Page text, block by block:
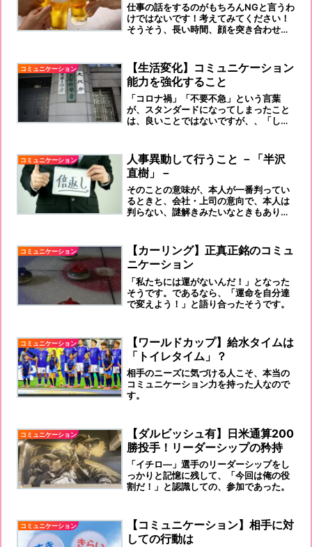
仕事の話をするのがもちろんNGと言うわ
けではないです！考えてみてください！
そうそう、長い時間、顔を突き合わせて
コミュニケーション
【生活変化】コミュニケーション
能力を強化すること
「コロナ禍」「不要不急」という言葉
が、スタンダードになってしまったこと
は、良いことではないですが、、「しっ
コミュニケーション
人事異動して行うこと －「半沢
直樹」－
そのことの意味が、本人が一番判ってい
るときと、会社・上司の意向で、本人は
判らない、謎解きみたいなときもありま
コミュニケーション
【カーリング】正真正銘のコミュ
ニケーション
「私たちには運がないんだ！」となった
そうです。であるなら、「運命を自分達
で変えよう！」と語り合ったそうです。
コミュニケーション
【ワールドカップ】給水タイムは
「トイレタイム」？
相手のニーズに気づける人こそ、本当の
コミュニケーション力を持った人なので
す。
コミュニケーション
【ダルビッシュ有】日米通算200
勝投手！リーダーシップの矜持
「イチロ―」選手のリーダーシップをし
っかりと記憶に残して、「今回は俺の役
割だ！」と認識しての、参加であった。
コミュニケーション
【コミュニケーション】相手に対
しての行動は